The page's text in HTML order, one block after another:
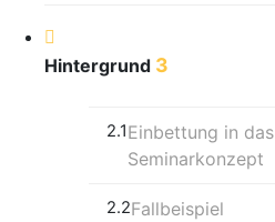
Hintergrund 3
2.1Einbettung in das
Seminarkonzept
2.2Fallbeispiel